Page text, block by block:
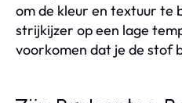
om de kleur en textuur te
strijkijzer op een lage
voorkomen dat je de stof